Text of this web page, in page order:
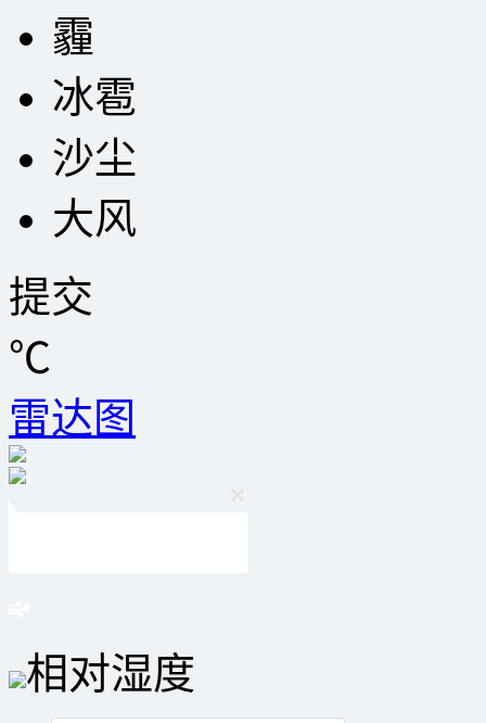
霾
冰雹
沙尘
大风
提交
℃
雷达图
相对湿度